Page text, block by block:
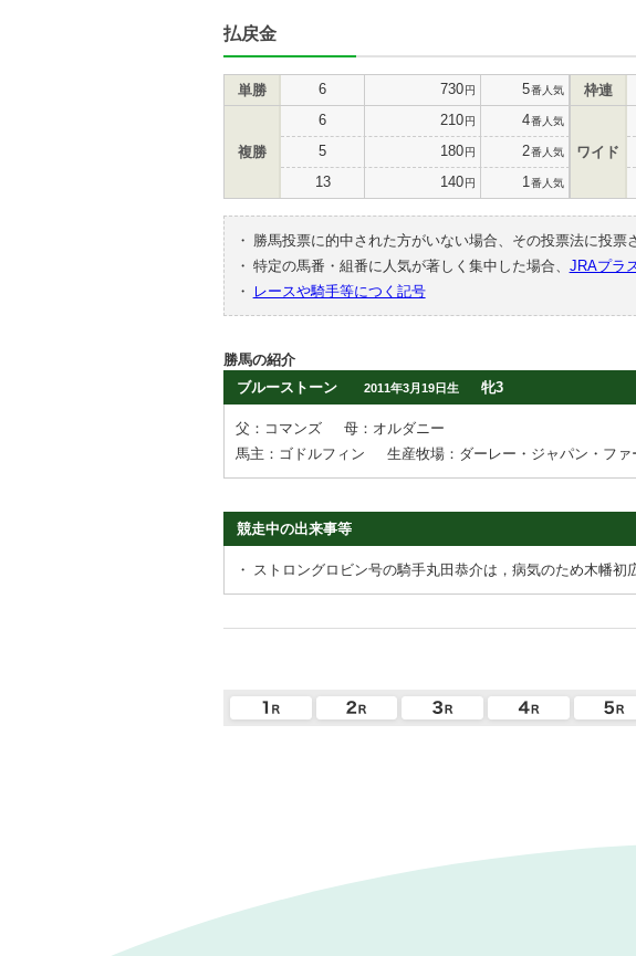
払戻金
単勝 6 730円 5番人気
複勝
6 210円 4番人気
5 180円 2番人気
13 140円 1 番人気
枠連
ワイド
・ 勝馬投票に的中された方がいない場合、その投票法に投票
・ 特定の馬番・組番に人気が著しく集中した場合、 JRAプラ
・
レースや騎手等につく記号
勝馬の紹介
ブルーストーン
2011年3月19日生 牝3
父：コマンズ
母：オルダニー
馬主：ゴドルフィン
生産牧場：ダーレー・ジャパン・ファ
競走中の出来事等
・ ストロングロビン号の騎手丸田恭介は，病気のため木幡初